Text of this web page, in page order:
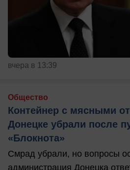
вчера в 13:39
Общество
Контейнер с мясными
Донецке убрали после
«Блокнота»
Смрад убрали, но вопросы
администрация Донецка